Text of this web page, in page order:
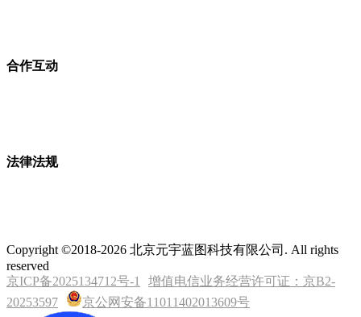
合作互动
法律法规
Copyright ©2018-2026 北京元宇蓝图科技有限公司. All rights
reserved
京ICP备2025134712号-1
增值电信业务经营许可证：京B2-
20253597
京公网安备11011402013609号